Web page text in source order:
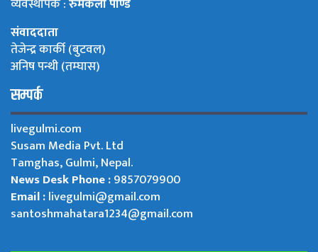
व्यवस्थापक :रुमकला पाण्डे
संवाददाता
तेजेन्द्र कार्की (बुटवल)
अनिष पन्थी (तम्घास)
सम्पर्क
livegulmi.com
Susam Media Pvt. Ltd
Tamghas, Gulmi, Nepal.
News Desk Phone :9857079900
Email :livegulmi@gmail.com
santoshmahatara1234@gmail.com